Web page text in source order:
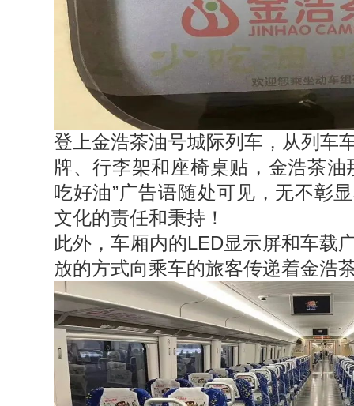
登上金浩茶油号城际列车，从列车
牌、行李架和座椅桌贴，金浩茶油
吃好油”广告语随处可见，无不彰
文化的责任和秉持！
此外，车厢内的LED显示屏和车载
放的方式向乘车的旅客传递着金浩